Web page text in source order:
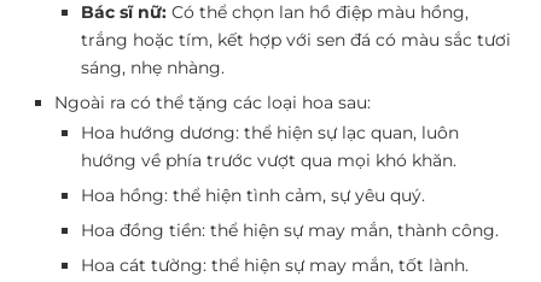
Bác sĩ nữ: Có thể chọn lan hồ điệp màu hồng,
trắng hoặc tím, kết hợp với sen đá có màu sắc tươi
sáng, nhẹ nhàng.
Ngoài ra có thể tặng các loại hoa sau:
Hoa hướng dương: thể hiện sự lạc quan, luôn
hướng về phía trước vượt qua mọi khó khăn.
Hoa hồng: thể hiện tình cảm, sự yêu quý.
Hoa đồng tiền: thể hiện sự may mắn, thành công.
Hoa cát tường: thể hiện sự may mắn, tốt lành.